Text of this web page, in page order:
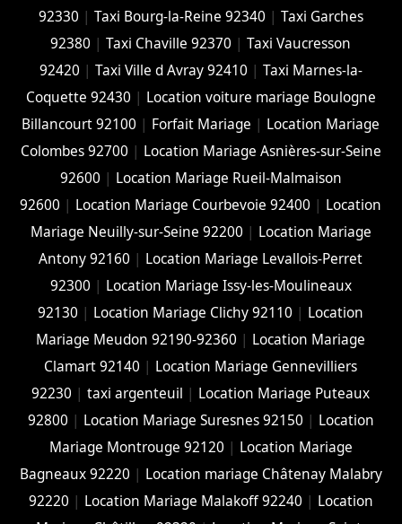
92330 | Taxi Bourg-la-Reine 92340 | Taxi Garches
92380 |Taxi Chaville 92370 |Taxi Vaucresson
92420 | Taxi Ville d Avray 92410 | Taxi Marnes-la-
Coquette 92430 | Location voiture mariage Boulogne
Billancourt 92100 | Forfait Mariage | Location Mariage
Colombes 92700 | Location Mariage Asnières-sur-Seine
92600 | Location Mariage Rueil-Malmaison
92600 | Location Mariage Courbevoie 92400 | Location
Mariage Neuilly-sur-Seine 92200 | Location Mariage
Antony 92160 | Location Mariage Levallois-Perret
92300 | Location Mariage Issy-les-Moulineaux
92130 | Location Mariage Clichy 92110 | Location
Mariage Meudon 92190-92360 | Location Mariage
Clamart 92140 | Location Mariage Gennevilliers
92230 |taxi argenteuil | Location Mariage Puteaux
92800 | Location Mariage Suresnes 92150 | Location
Mariage Montrouge 92120 | Location Mariage
Bagneaux 92220 | Location mariage Châtenay Malabry
92220 | Location Mariage Malakoff 92240 | Location